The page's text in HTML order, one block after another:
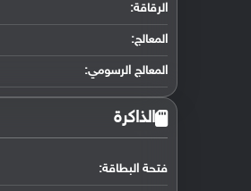
الرقاقة:
المعالج:
المعالج الرسومي:
الذاكرة
فتحة البطاقة: